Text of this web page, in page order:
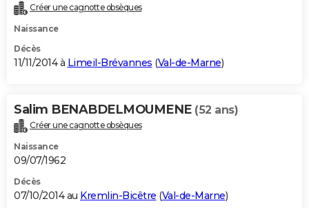
Créer une cagnotte obsèques
Naissance
Décès
11/11/2014 à Limeil-Brévannes (Val-de-Marne)
Salim BENABDELMOUMENE (52 ans)
Créer une cagnotte obsèques
Naissance
09/07/1962
Décès
07/10/2014 au Kremlin-Bicêtre (Val-de-Marne)